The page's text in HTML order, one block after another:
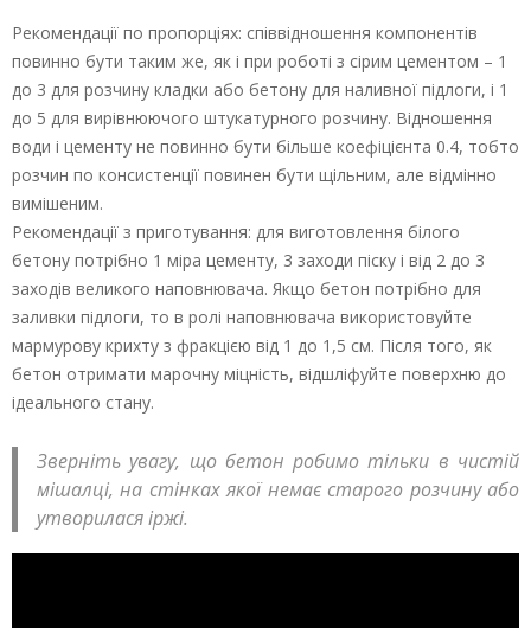
Рекомендації по пропорціях: співвідношення компонентів
повинно бути таким же, як і при роботі з сірим цементом – 1
до 3 для розчину кладки або бетону для наливної підлоги, і 1
до 5 для вирівнюючого штукатурного розчину. Відношення
води і цементу не повинно бути більше коефіцієнта 0.4, тобто
розчин по консистенції повинен бути щільним, але відмінно
вимішеним.
Рекомендації з приготування: для виготовлення білого
бетону потрібно 1 міра цементу, 3 заходи піску і від 2 до 3
заходів великого наповнювача. Якщо бетон потрібно для
заливки підлоги, то в ролі наповнювача використовуйте
мармурову крихту з фракцією від 1 до 1,5 см. Після того, як
бетон отримати марочну міцність, відшліфуйте поверхню до
ідеального стану.
Зверніть увагу, що бетон робимо тільки в чистій
мішалці, на стінках якої немає старого розчину або
утворилася іржі.